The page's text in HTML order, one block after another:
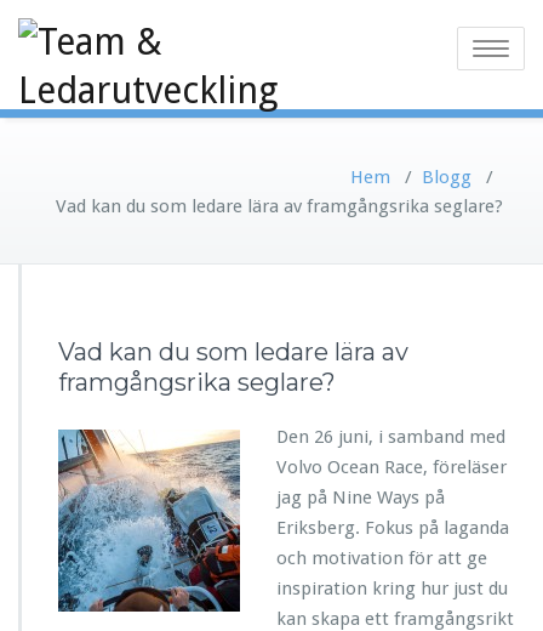
Toggle
Hem / Blogg /
Vad kan du som ledare lära av framgångsrika seglare?
Vad kan du som ledare lära av
framgångsrika seglare?
Den 26 juni, i samband med
Volvo Ocean Race, föreläser
jag på Nine Ways på
Eriksberg. Fokus på laganda
och motivation för att ge
inspiration kring hur just du
kan skapa ett framgångsrikt